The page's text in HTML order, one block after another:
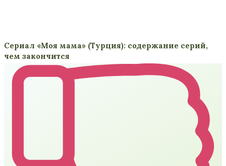
Сериал «Моя мама» (Турция): содержание серий,
чем закончится